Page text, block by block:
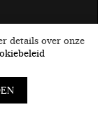
details over onze